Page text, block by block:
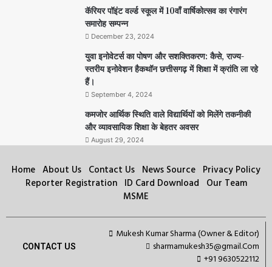
कॅरियर पॉइंट वर्ल्ड स्कूल में 10वाँ वार्षिकोत्सव का रंगारंग
समारोह सम्पन्न
December 23, 2024
युवा इनोवेटर्स का पोषण और सशक्तिकरण: कैसे, राज्य-
स्तरीय इनोवेशन हैकथॉन छत्तीसगढ़ में शिक्षा में क्रांति ला रहे
हैं।
September 4, 2024
कमजोर आर्थिक स्थिति वाले विद्यार्थियों को मिलेंगे तकनीकी
और व्यावसायिक शिक्षा के बेहतर अवसर
August 29, 2024
Home About Us Contact Us News Source Privacy Policy
Reporter Registration ID Card Download Our Team
MSME
CONTACT US
Mukesh Kumar Sharma (Owner & Editor)
sharmamukesh35@gmail.Com
+91 9630522112